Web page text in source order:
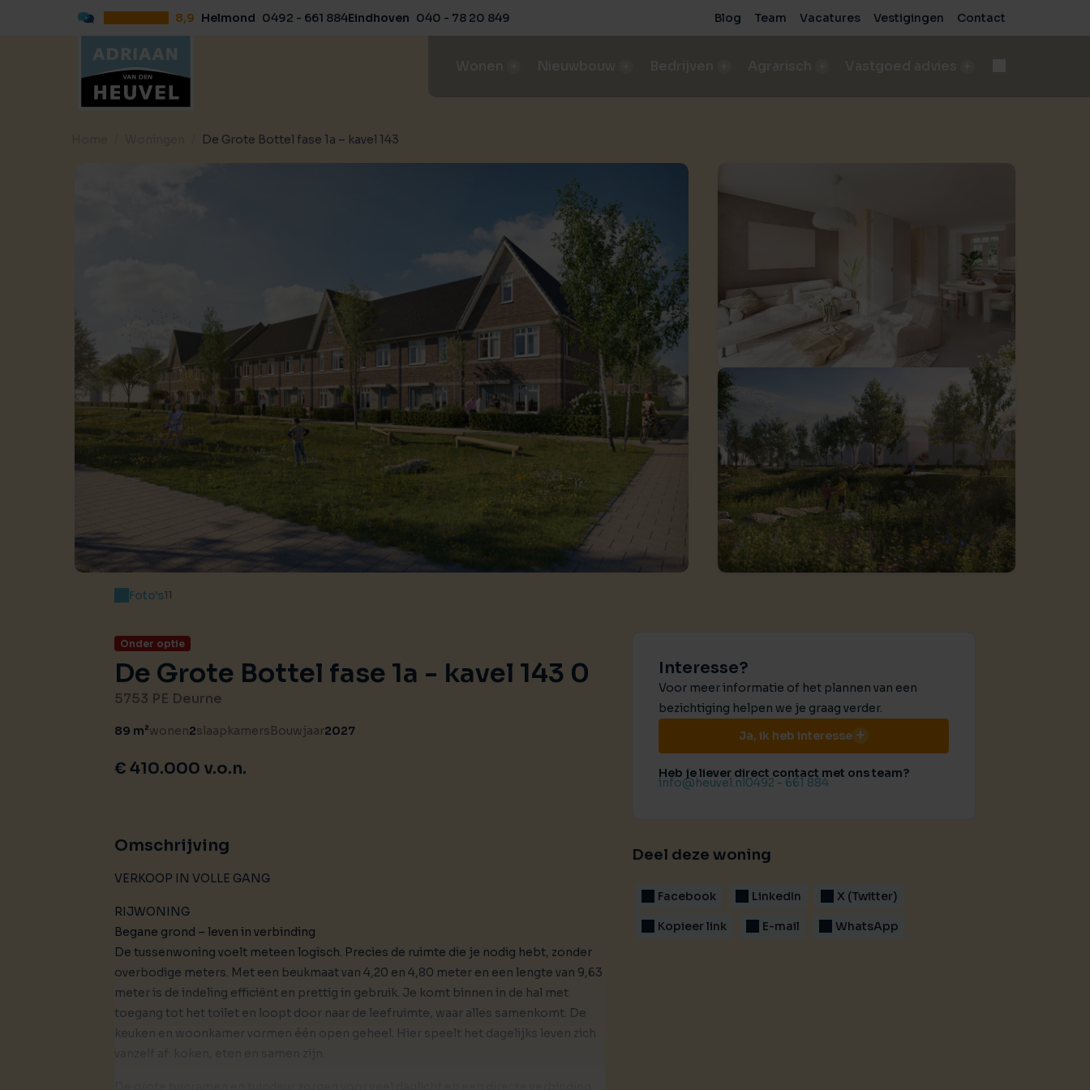
8,9 Helmond 0492 - 661 884Eindhoven 040 - 78 20 849 Blog Team Vacatures Vestigingen Contact
Aanbod
Ons aanbod koop- / huurwoningen
Koop bewust met een aankoopmakelaar
Buitenstate
Huis huren
Weet waar je op moet letten
Huis verhuren
Vind een betrouwbare huurder
Gratis waardebepaling
Wat is jouw woning waard?
Taxatie huis
Reële waardering van onroerend goed
Gratis zoekopdracht
Blijf op de hoogte van ons actuele aanbod
Verkocht
Ons aanbod nieuwbouwprojecten
Bouwgrond kopen
Deskundig advies van A tot Z
NVM-nieuwbouwspecialist
Expertise in nieuwbouwprojecten, van start tot verkoop
Woningmarktconsultancy
Inzicht en advies voor succesvolle projectontwikkeling
Ons aanbod in bedrijfsobjecten
Bedrijfspand huren / kopen
Vind de perfecte bedrijfsruimte
Bedrijfspand verhuren
Verhuren met succes
Bedrijfspand verkopen
Behaal de beste verkoopresultaten
Herontwikkeling
Transformeer en optimaliseer vastgoed
Taxaties
Krijg inzicht in de waarde van jouw bedrijfspand
Beleggingen
Rendabele investeringsmogelijkheden
Verkocht / verhuurd
Onlangs gesloten transacties
Vastgoed advies
Antwoord op al jouw vragen
Agrarisch bedrijf verkopen
Behaal de beste verkoopresultaten
Agrarische grond kopen/pachten
Begeleiding nodig bij aankoop?
Agrarisch bedrijf kopen
Begeleiding nodig bij aankoop?
Productierechten
Advies en ondersteuning bij bemiddeling
Taxaties
Weten wat je bedrijf waard is?
Voor bedrijven
Advies voor zakelijke vastgoedprojecten
Voor particulieren
Persoonlijk en onafhankelijk advies
De Grote Bottel fase 1a – kavel 143
Foto's11
Onder optie
De Grote Bottel fase 1a - kavel 143 0
5753 PE Deurne
89 m²wonen2slaapkamers Bouwjaar2027
€ 410.000 v.o.n.
Omschrijving
VERKOOP IN VOLLE GANG
RIJWONING
Begane grond – leven in verbinding
De tussenwoning voelt meteen logisch. Precies de ruimte die je nodig hebt, zonder
overbodige meters. Met een beukmaat van 4,20 en 4,80 meter en een lengte van 9,63
meter is de indeling efficiënt en prettig in gebruik. Je komt binnen in de hal met
toegang tot het toilet en loopt door naar de leefruimte, waar alles samenkomt. De
keuken en woonkamer vormen één open geheel. Hier speelt het dagelijks leven zich
Interesse?
Voor meer informatie of het plannen van een
bezichtiging helpen we je graag verder.
Ja, ik heb interesse
Heb je liever direct contact met ons team?
info@heuvel.nl0492 - 661 884
Deel deze woning
Facebook LinkedIn X (Twitter)
Kopieer link E-mail WhatsApp